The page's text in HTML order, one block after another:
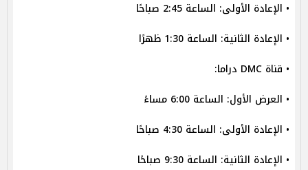
• الإعادة الأولى: الساعة 2:45 صباحًا
• الإعادة الثانية: الساعة 1:30 ظهرًا
• قناة DMC دراما:
• العرض الأول: الساعة 6:00 مساءً
• الإعادة الأولى: الساعة 4:30 صباحًا
• الإعادة الثانية: الساعة 9:30 صباحًا